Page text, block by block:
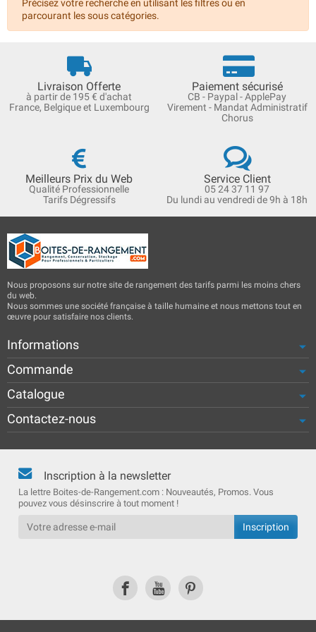
Précisez votre recherche en utilisant les filtres ou en
parcourant les sous catégories.
Livraison Offerte
à partir de 195 € d'achat
France, Belgique et Luxembourg
Paiement sécurisé
CB - Paypal - ApplePay
Virement - Mandat Administratif
Chorus
Meilleurs Prix du Web
Qualité Professionnelle
Tarifs Dégressifs
Service Client
05 24 37 11 97
Du lundi au vendredi de 9h à 18h
Nous proposons sur notre site de rangement des tarifs parmi les moins chers
du web.
Nous sommes une société française à taille humaine et nous mettons tout en
œuvre pour satisfaire nos clients.
Informations
Commande
Catalogue
Contactez-nous
Inscription à la newsletter
La lettre Boites-de-Rangement.com : Nouveautés, Promos. Vous
pouvez vous désinscrire à tout moment !